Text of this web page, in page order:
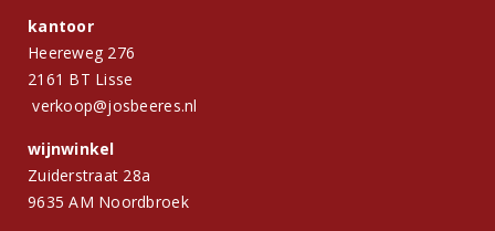
kantoor
Heereweg 276
2161 BT Lisse
verkoop@josbeeres.nl
wijnwinkel
Zuiderstraat 28a
9635 AM Noordbroek